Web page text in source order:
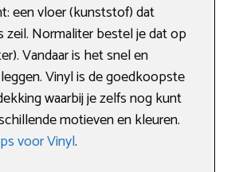
een vloer (kunststof) dat
zeil. Normaliter bestel je dat op
Vandaar is het snel en
Vinyl is de goedkoopste
waarbij je zelfs nog kunt
motieven en kleuren.
voor Vinyl.